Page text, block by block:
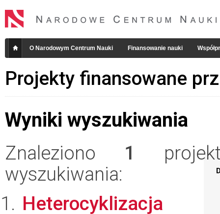
O Narodowym Centrum Nauki Finansowanie nauki
Projekty finansowane
Wyniki wyszukiwania
Znaleziono 1
wyszukiwania:
Heterocyklizacja